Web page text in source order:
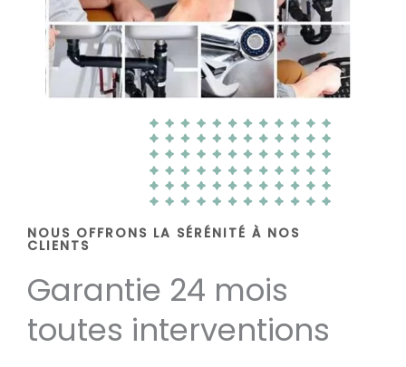
NOUS OFFRONS LA SÉRÉNITÉ À NOS
CLIENTS
Garantie 24 mois
toutes interventions